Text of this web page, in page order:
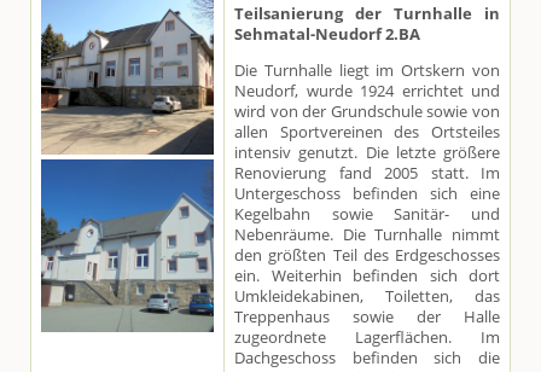
Teilsanierung der Turnhalle in
Sehmatal-Neudorf 2.BA
Die Turnhalle liegt im Ortskern von
Neudorf, wurde 1924 errichtet und
wird von der Grundschule sowie von
allen Sportvereinen des Ortsteiles
intensiv genutzt. Die letzte größere
Renovierung fand 2005 statt. Im
Untergeschoss befinden sich eine
Kegelbahn sowie Sanitär- und
Nebenräume. Die Turnhalle nimmt
den größten Teil des Erdgeschosses
ein. Weiterhin befinden sich dort
Umkleidekabinen, Toiletten, das
Treppenhaus sowie der Halle
zugeordnete Lagerflächen. Im
Dachgeschoss befinden sich die